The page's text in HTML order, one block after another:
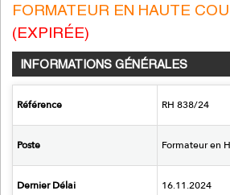
FORMATEUR EN HAUTE
(EXPIRÉE)
INFORMATIONS GÉNÉRALES
Référence RH 838/24
Poste Formateur en
Dernier Délai 16.11.2024